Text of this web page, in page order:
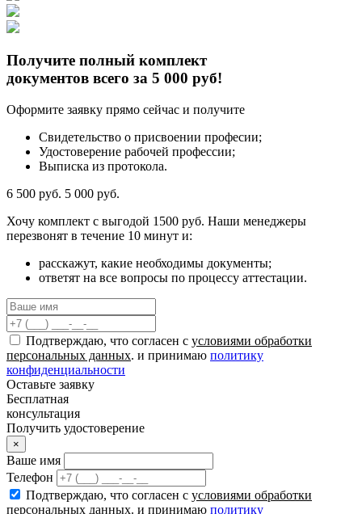
Получите полный комплект
документов всего за 5 000 руб!
Оформите заявку прямо сейчас и получите
Свидетельство о присвоении професии;
Удостоверение рабочей профессии;
Выписка из протокола.
6 500 руб. 5 000 руб.
Хочу комплект с выгодой 1500 руб. Наши менеджеры
перезвонят в течение 10 минут и:
расскажут, какие необходимы документы;
ответят на все вопросы по процессу аттестации.
Подтверждаю, что согласен с условиями обработки
персональных данных. и принимаю политику
конфиденциальности
Оставьте заявку
Бесплатная
консультация
Получить удостоверение
×
Ваше имя
Телефон
Подтверждаю, что согласен с условиями обработки
персональных данных. и принимаю политику